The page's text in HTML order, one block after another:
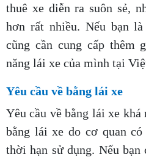
thuê xe diễn ra suôn sẻ,
hơn rất nhiều. Nếu bạn
cũng cần cung cấp thêm
năng lái xe của mình tại
Yêu cầu về bằng lái xe
Yêu cầu về bằng lái xe khá
bằng lái xe do cơ quan
thời hạn sử dụng. Nếu